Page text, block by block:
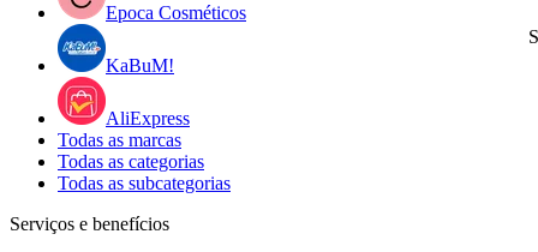
Epoca Cosméticos
KaBuM!
AliExpress
Todas as marcas
Todas as categorias
Todas as subcategorias
Serviços e benefícios